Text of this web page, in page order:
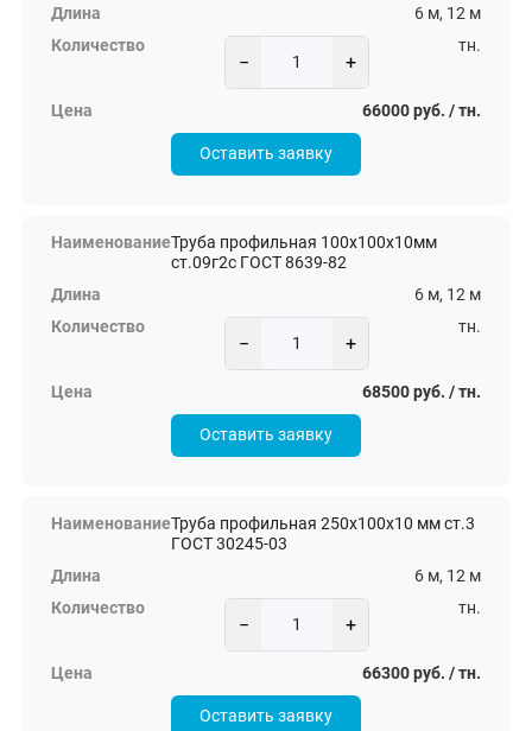
6 м, 12 м
− +
тн.
66000 руб. / тн.
Оставить заявку
Труба профильная 100х100х10мм
ст.09г2с ГОСТ 8639-82
6 м, 12 м
− +
тн.
68500 руб. / тн.
Оставить заявку
Труба профильная 250х100х10 мм ст.3
ГОСТ 30245-03
6 м, 12 м
− +
тн.
66300 руб. / тн.
Оставить заявку